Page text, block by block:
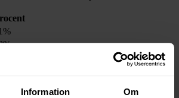
Information Om